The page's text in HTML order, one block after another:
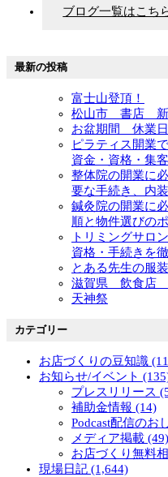
ブログ一覧はこち
最新の投稿
富士山登頂！
松山市 書店 新
お盆期間 休業
ピラティス開業
資金・資格・集
整体院の開業に
要な手続き、内
鍼灸院の開業に
順と物件選びの
トリミングサロ
資格・手続きを
とある先生の服装
滋賀県 飲食店
天神祭
カテゴリー
お店づくりの豆知識
お知らせ/イベント
プレスリリース
補助金情報 (14)
Podcast配信のお
メディア掲載 (49)
お店づくり無料
現場日記 (1,644)